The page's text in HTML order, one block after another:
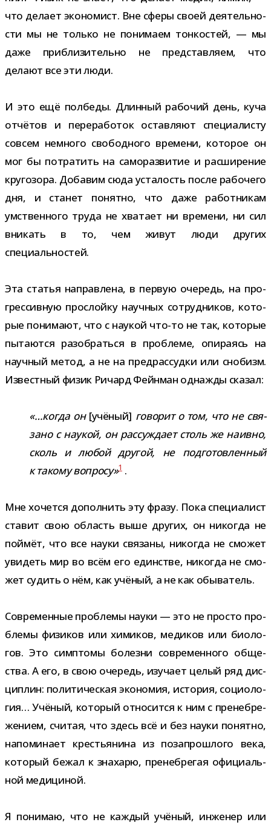
что делает эко­но­мист. Вне сферы своей дея­тель­но­
сти мы не только не пони­маем тон­ко­стей, — мы
даже при­бли­зи­тельно не пред­став­ляем, что
делают все эти люди.
И это ещё пол­беды. Длинный рабо­чий день, куча
отчё­тов и пере­ра­бо­ток остав­ляют спе­ци­а­ли­сту
совсем немного сво­бод­ного вре­мени, кото­рое он
мог бы потра­тить на само­раз­ви­тие и рас­ши­ре­ние
кру­го­зора. Добавим сюда уста­лость после рабо­чего
дня, и ста­нет понятно, что даже работ­ни­кам
умствен­ного труда не хва­тает ни вре­мени, ни сил
вни­кать в то, чем живут люди дру­гих
специальностей.
Эта ста­тья направ­лена, в первую оче­редь, на про­
грес­сив­ную про­слойку науч­ных сотруд­ни­ков, кото­
рые пони­мают, что с нау­кой что-​то не так, кото­рые
пыта­ются разо­браться в про­блеме, опи­ра­ясь на
науч­ный метод, а не на пред­рас­судки или сно­бизм.
Известный физик Ричард Фейнман одна­жды сказал:
«…когда он [учё­ный] гово­рит о том, что не свя­
зано с нау­кой, он рас­суж­дает столь же наивно,
сколь и любой дру­гой, не под­го­тов­лен­ный
к такому вопросу»1.
Мне хочется допол­нить эту фразу. Пока спе­ци­а­лист
ста­вит свою область выше дру­гих, он нико­гда не
пой­мёт, что все науки свя­заны, нико­гда не смо­жет
уви­деть мир во всём его един­стве, нико­гда не смо­
жет судить о нём, как учё­ный, а не как обыватель.
Современные про­блемы науки — это не про­сто про­
блемы физи­ков или хими­ков, меди­ков или био­ло­
гов. Это симп­томы болезни совре­мен­ного обще­
ства. А его, в свою оче­редь, изу­чает целый ряд дис­
ци­плин: поли­ти­че­ская эко­но­мия, исто­рия, социо­ло­
гия… Учёный, кото­рый отно­сится к ним с пре­не­бре­
же­нием, счи­тая, что здесь всё и без науки понятно,
напо­ми­нает кре­стья­нина из поза­про­шлого века,
кото­рый бежал к зна­харю, пре­не­бре­гая офи­ци­аль­
ной медициной.
Я пони­маю, что не каж­дый учё­ный, инже­нер или